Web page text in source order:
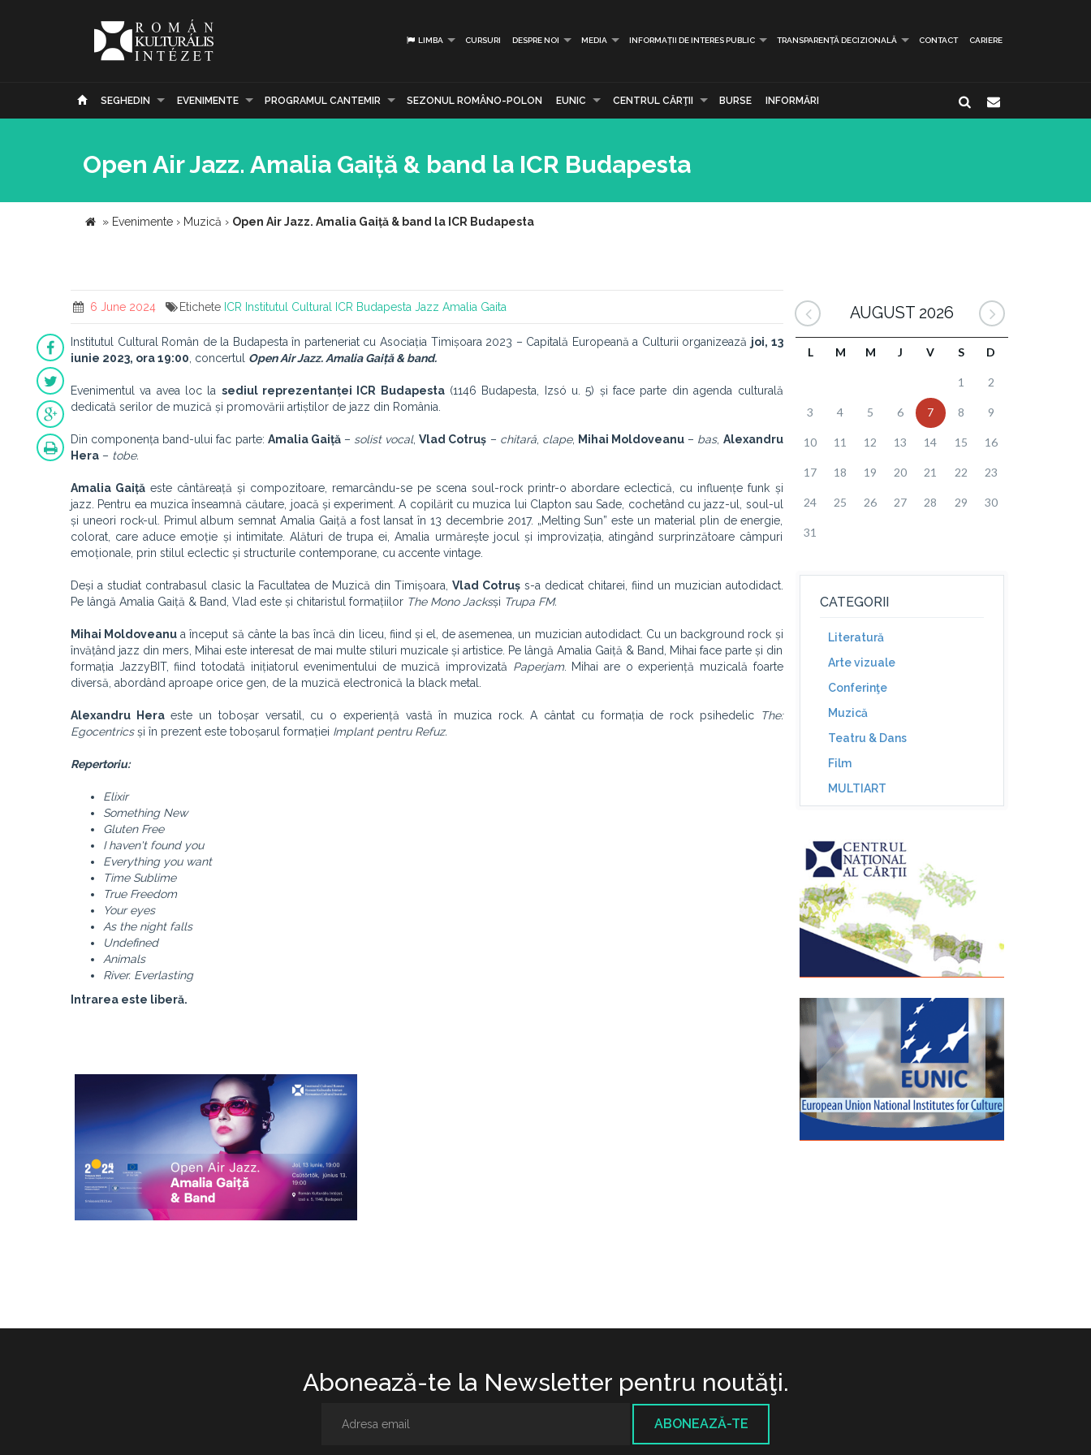
LIMBA CURSURI DESPRE NOI MEDIA INFORMAȚII DE INTERES PUBLIC TRANSPARENȚĂ DECIZIONALĂ CONTACT CARIERE
SEGHEDIN EVENIMENTE PROGRAMUL CANTEMIR SEZONUL ROMÂNO-POLON EUNIC CENTRUL CĂRŢII BURSE INFORMĂRI
Open Air Jazz. Amalia Gaiță & band la ICR Budapesta
» Evenimente › Muzică › Open Air Jazz. Amalia Gaiță & band la ICR Budapesta
6 June 2024 Etichete ICR Institutul Cultural ICR Budapesta Jazz Amalia Gaita
Institutul Cultural Român de la Budapesta în parteneriat cu Asociația Timișoara 2023 – Capitală Europeană a Culturii organizează joi, 13
iunie 2023, ora 19:00 , concertul Open Air Jazz. Amalia Gaiță & band.
Evenimentul va avea loc la sediul reprezentanței ICR Budapesta(1146 Budapesta, Izsó u. 5) și face parte din agenda culturală
dedicată serilor de muzică și promovării artiștilor de jazz din România.
Din componența band-ului fac parte: Amalia Gaiță– solist vocal,Vlad Cotruș – chitară, clape, Mihai Moldoveanu – bas, Alexandru
Hera – tobe.
Amalia Gaiță este cântăreață și compozitoare, remarcându-se pe scena soul-rock printr-o abordare eclectică, cu influențe funk și
jazz. Pentru ea muzica înseamnă căutare, joacă și experiment. A copilărit cu muzica lui Clapton sau Sade, cochetând cu jazz-ul, soul-ul
și uneori rock-ul. Primul album semnat Amalia Gaiță a fost lansat în 13 decembrie 2017. „Melting Sun” este un material plin de energie,
colorat, care aduce emoție și intimitate. Alături de trupa ei, Amalia urmărește jocul și improvizația, atingând surprinzătoare câmpuri
emoționale, prin stilul eclectic și structurile contemporane, cu accente vintage.
Deși a studiat contrabasul clasic la Facultatea de Muzică din Timișoara, Vlad Cotrușs-a dedicat chitarei, fiind un muzician autodidact.
Pe lângă Amalia Gaiță & Band, Vlad este și chitaristul formațiilor The Mono Jacksși Trupa FM.
Mihai Moldoveanu a început să cânte la bas încă din liceu, fiind și el, de asemenea, un muzician autodidact. Cu un background rock și
învățând jazz din mers, Mihai este interesat de mai multe stiluri muzicale și artistice. Pe lângă Amalia Gaiță & Band, Mihai face parte și din
formația JazzyBIT, fiind totodată inițiatorul evenimentului de muzică improvizată Paperjam. Mihai are o experiență muzicală foarte
diversă, abordând aproape orice gen, de la muzică electronică la black metal.
Alexandru Heraeste un toboșar versatil, cu o experiență vastă în muzica rock. A cântat cu formația de rock psihedelic
The:
Egocentricsși în prezent este toboșarul formației Implant pentru Refuz.
Repertoriu:
Elixir
Something New
Gluten Free
I haven't found you
Everything you want
Time Sublime
True Freedom
Your eyes
As the night falls
Undefined
Animals
River. Everlasting
Intrarea este liberă.
AUGUST 2026
L M M J V S D
1 2
3 4 5 6 7 8 9
10 11 12 13 14 15 16
17 18 19 20 21 22 23
24 25 26 27 28 29 30
31
CATEGORII
Literatură
Arte vizuale
Conferinţe
Muzică
Teatru & Dans
Film
MULTIART
Abonează-te la Newsletter pentru noutăţi.
ABONEAZĂ-TE